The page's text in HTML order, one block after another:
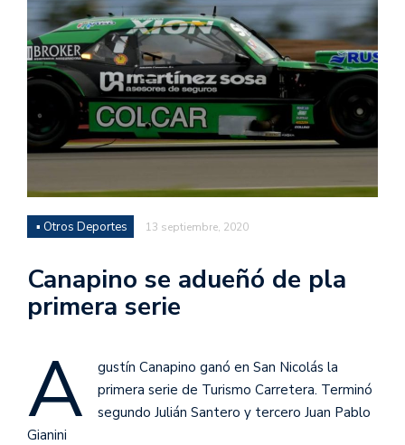
▪ Otros Deportes 13 septiembre, 2020
Canapino se adueñó de pla
primera serie
A
gustín Canapino ganó en San Nicolás la
primera serie de Turismo Carretera. Terminó
segundo Julián Santero y tercero Juan Pablo
Gianini